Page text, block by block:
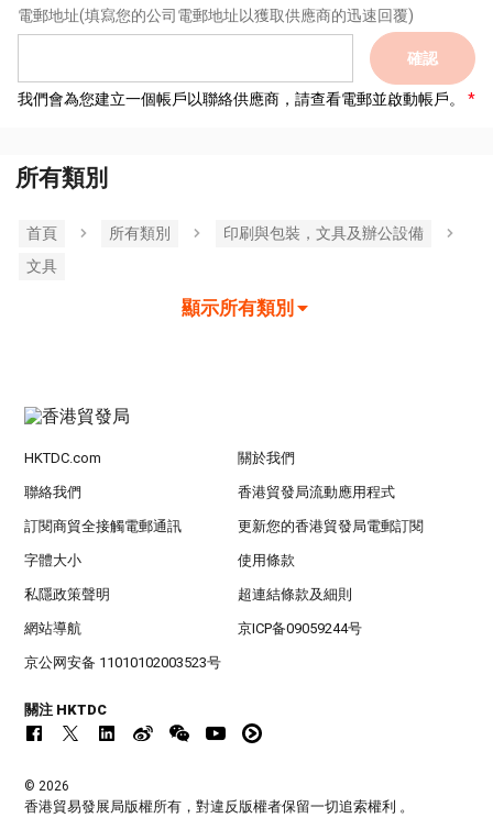
電郵地址(填寫您的公司電郵地址以獲取供應商的迅速回覆)
確認
我們會為您建立一個帳戶以聯絡供應商，請查看電郵並啟動帳戶。
所有類別
首頁 所有類別
印刷與包裝，文具及辦公設備
文具
顯示所有類別
HKTDC.com 關於我們
聯絡我們 香港貿發局流動應用程式
訂閱商貿全接觸電郵通訊 更新您的香港貿發局電郵訂閱
字體大小 使用條款
私隱政策聲明 超連結條款及細則
網站導航 京ICP备09059244号
京公网安备 11010102003523号
關注 HKTDC
© 2026
香港貿易發展局版權所有，對違反版權者保留一切追索權利 。